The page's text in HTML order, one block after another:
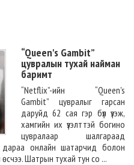
“Queen's Gambit”
цувралын тухай найман
баримт
“Netflix”-ийн “Queen's
Gambit” цувралыг гарсан
даруйд 62 сая гэр бүл үзэж,
хамгийн их үзэлттэй богино
цувралаар шалгараад
дараа онлайн шатарчид болон
Шатрын тухай тун со ...